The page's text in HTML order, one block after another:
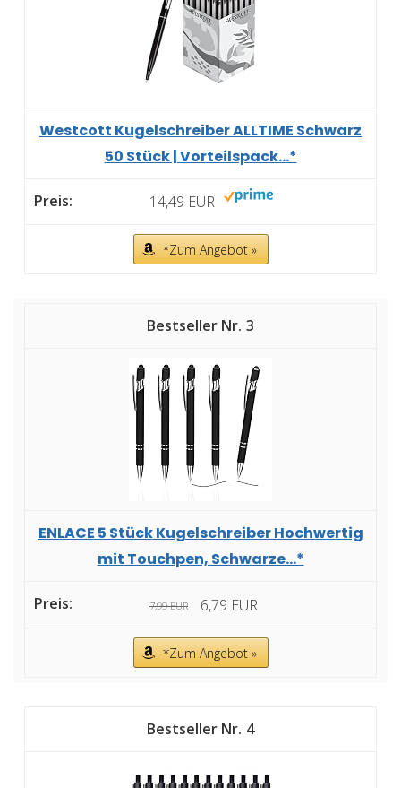
Westcott Kugelschreiber ALLTIME Schwarz
50 Stück | Vorteilspack...*
14,49 EUR
*Zum Angebot »
3
ENLACE 5 Stück Kugelschreiber Hochwertig
mit Touchpen, Schwarze...*
7,99 EUR 6,79 EUR
*Zum Angebot »
4